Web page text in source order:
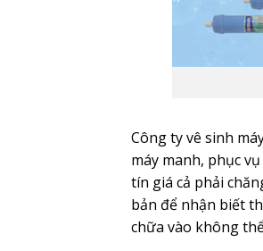
Công ty vê sinh
máy manh, phục
tín giá cả phải
bản để nhận biết
chữa vào không